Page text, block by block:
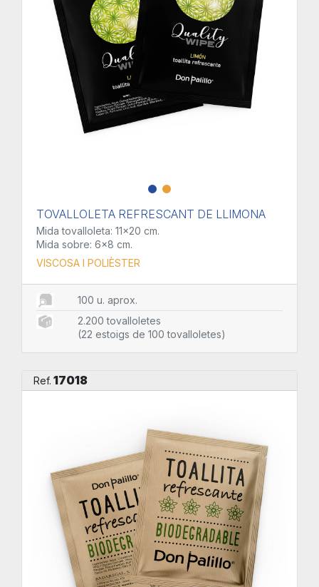
TOVALLOLETA REFRESCANT DE LLIMONA
Mida tovalloleta: 11x20 cm.
Mida sobre: 6x8 cm.
VISCOSA I POLIÈSTER
100 u. aprox.
2.200 tovalloletes
(22 estoigs de 100 tovalloletes)
Ref. 17018